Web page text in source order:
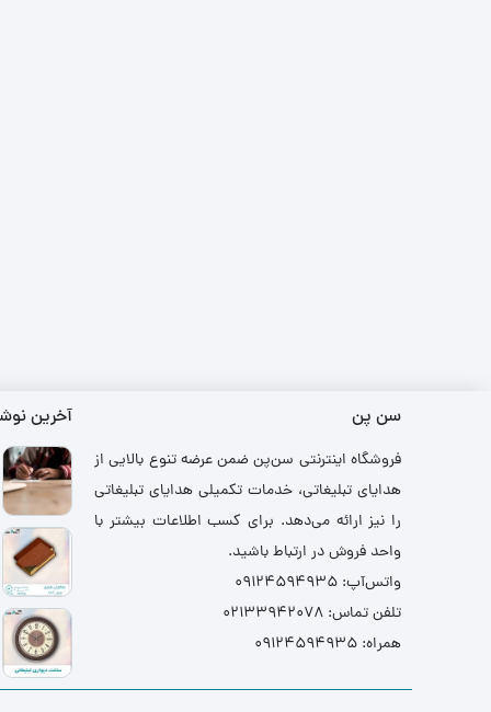
سن پن
فروشگاه اینترنتی سن‌پن ضمن عرضه تنوع بالایی از
هدایای تبلیغاتی، خدمات تکمیلی هدایای تبلیغاتی
را نیز ارائه می‌دهد. برای کسب اطلاعات بیشتر با
واحد فروش در ارتباط باشید.
واتس‌آپ: ۰۹۱۲۴۵۹۴۹۳۵
تلفن تماس: ۰۲۱۳۳۹۴۲۰۷۸
همراه: ۰۹۱۲۴۵۹۴۹۳۵
آخرین